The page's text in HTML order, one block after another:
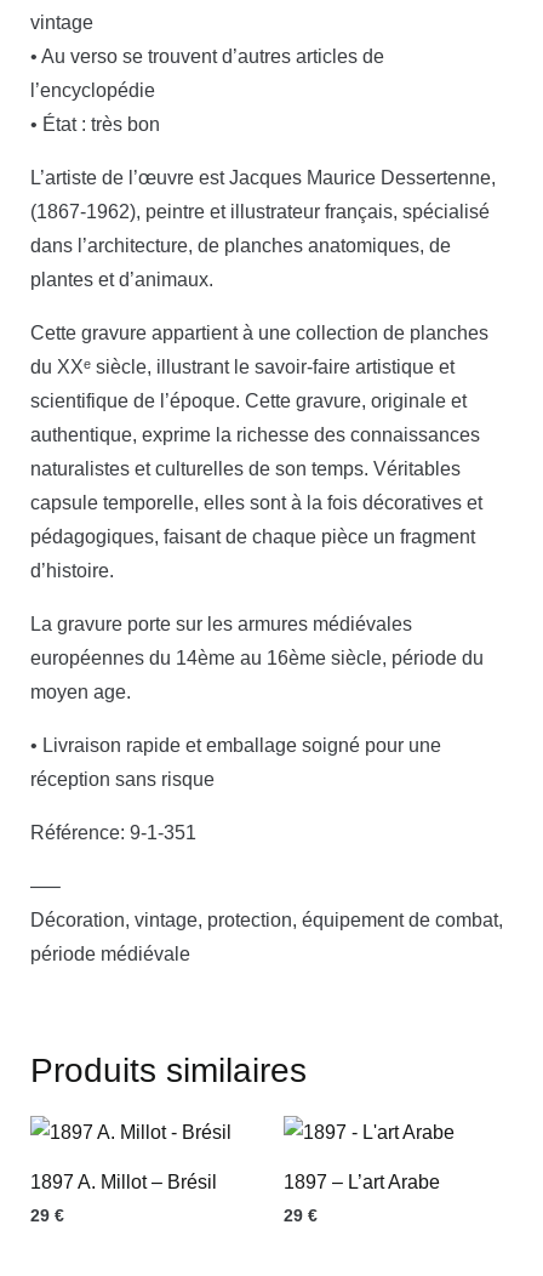
vintage
• Au verso se trouvent d’autres articles de
l’encyclopédie
• État : très bon
L’artiste de l’œuvre est Jacques Maurice Dessertenne,
(1867-1962), peintre et illustrateur français, spécialisé
dans l’architecture, de planches anatomiques, de
plantes et d’animaux.
Cette gravure appartient à une collection de planches
du XXᵉ siècle, illustrant le savoir-faire artistique et
scientifique de l’époque. Cette gravure, originale et
authentique, exprime la richesse des connaissances
naturalistes et culturelles de son temps. Véritables
capsule temporelle, elles sont à la fois décoratives et
pédagogiques, faisant de chaque pièce un fragment
d’histoire.
La gravure porte sur les armures médiévales
européennes du 14ème au 16ème siècle, période du
moyen age.
• Livraison rapide et emballage soigné pour une
réception sans risque
Référence: 9-1-351
—–
Décoration, vintage, protection, équipement de combat,
période médiévale
Produits similaires
1897 A. Millot – Brésil
29 €
1897 – L’art Arabe
29 €